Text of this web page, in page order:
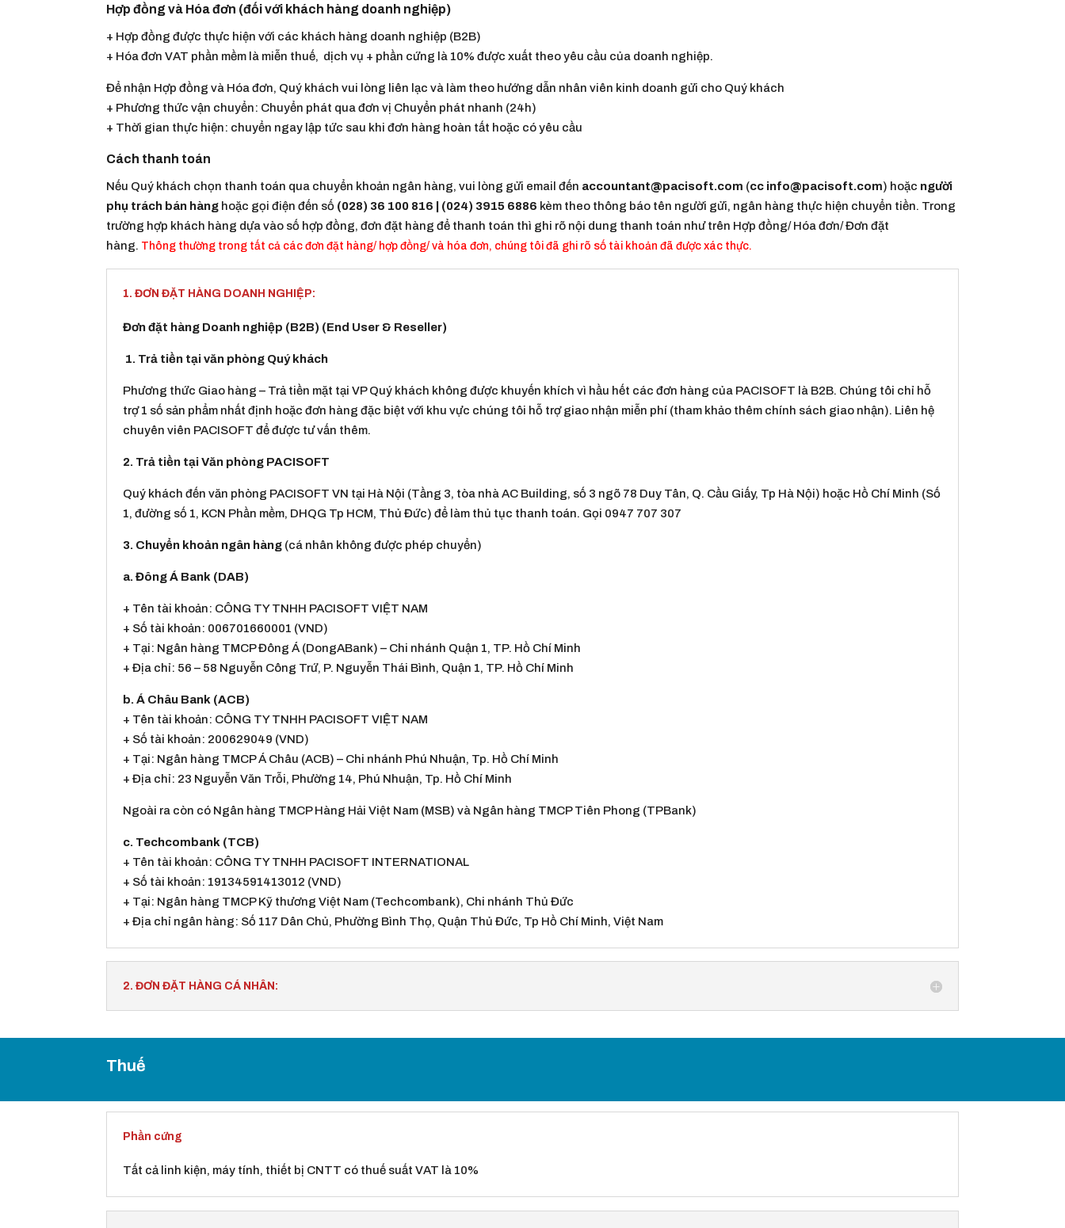
Hợp đồng và Hóa đơn (đối với khách hàng doanh nghiệp)
+ Hợp đồng được thực hiện với các khách hàng doanh nghiệp (B2B)
+ Hóa đơn VAT phần mềm là miễn thuế, dịch vụ + phần cứng là 10% được xuất theo yêu cầu của doanh nghiệp.
Để nhận Hợp đồng và Hóa đơn, Quý khách vui lòng liên lạc và làm theo hướng dẫn nhân viên kinh doanh gửi cho Quý khách
+ Phương thức vận chuyển: Chuyển phát qua đơn vị Chuyển phát nhanh (24h)
+ Thời gian thực hiện: chuyển ngay lập tức sau khi đơn hàng hoàn tất hoặc có yêu cầu
Cách thanh toán
Nếu Quý khách chọn thanh toán qua chuyển khoản ngân hàng, vui lòng gửi email đến accountant@pacisoft.com (cc info@pacisoft.com) hoặc người
phụ trách bán hàng hoặc gọi điện đến số (028) 36 100 816 | (024) 3915 6886 kèm theo thông báo tên người gửi, ngân hàng thực hiện chuyển tiền. Trong
trường hợp khách hàng dựa vào số hợp đồng, đơn đặt hàng để thanh toán thì ghi rõ nội dung thanh toán như trên Hợp đồng/ Hóa đơn/ Đơn đặt
hàng. Thông thường trong tất cả các đơn đặt hàng/ hợp đồng/ và hóa đơn, chúng tôi đã ghi rõ số tài khoản đã được xác thực.
1. ĐƠN ĐẶT HÀNG DOANH NGHIỆP:
Đơn đặt hàng Doanh nghiệp (B2B) (End User & Reseller)
1. Trả tiền tại văn phòng Quý khách
Phương thức Giao hàng – Trả tiền mặt tại VP Quý khách không được khuyến khích vì hầu hết các đơn hàng của PACISOFT là B2B. Chúng tôi chỉ hỗ
trợ 1 số sản phẩm nhất định hoặc đơn hàng đặc biệt với khu vực chúng tôi hỗ trợ giao nhận miễn phí (tham khảo thêm chính sách giao nhận). Liên hệ
chuyên viên PACISOFT để được tư vấn thêm.
2. Trả tiền tại Văn phòng PACISOFT
Quý khách đến văn phòng PACISOFT VN tại Hà Nội (Tầng 3, tòa nhà AC Building, số 3 ngõ 78 Duy Tân, Q. Cầu Giấy, Tp Hà Nội) hoặc Hồ Chí Minh (Số
1, đường số 1, KCN Phần mềm, DHQG Tp HCM, Thủ Đức) để làm thủ tục thanh toán. Gọi 0947 707 307
3. Chuyển khoản ngân hàng (cá nhân không được phép chuyển)
a. Đông Á Bank (DAB)
+ Tên tài khoản: CÔNG TY TNHH PACISOFT VIỆT NAM
+ Số tài khoản: 006701660001 (VND)
+ Tại: Ngân hàng TMCP Đông Á (DongABank) – Chi nhánh Quận 1, TP. Hồ Chí Minh
+ Địa chỉ: 56 – 58 Nguyễn Công Trứ, P. Nguyễn Thái Bình, Quận 1, TP. Hồ Chí Minh
b. Á Châu Bank (ACB)
+ Tên tài khoản: CÔNG TY TNHH PACISOFT VIỆT NAM
+ Số tài khoản: 200629049 (VND)
+ Tại: Ngân hàng TMCP Á Châu (ACB) – Chi nhánh Phú Nhuận, Tp. Hồ Chí Minh
+ Địa chỉ: 23 Nguyễn Văn Trỗi, Phường 14, Phú Nhuận, Tp. Hồ Chí Minh
Ngoài ra còn có Ngân hàng TMCP Hàng Hải Việt Nam (MSB) và Ngân hàng TMCP Tiên Phong (TPBank)
c. Techcombank (TCB)
+ Tên tài khoản: CÔNG TY TNHH PACISOFT INTERNATIONAL
+ Số tài khoản: 19134591413012 (VND)
+ Tại: Ngân hàng TMCP Kỹ thương Việt Nam (Techcombank), Chi nhánh Thủ Đức
+ Địa chỉ ngân hàng: Số 117 Dân Chủ, Phường Bình Thọ, Quận Thủ Đức, Tp Hồ Chí Minh, Việt Nam
2. ĐƠN ĐẶT HÀNG CÁ NHÂN:
Thuế
Phần cứng
Tất cả linh kiện, máy tính, thiết bị CNTT có thuế suất VAT là 10%